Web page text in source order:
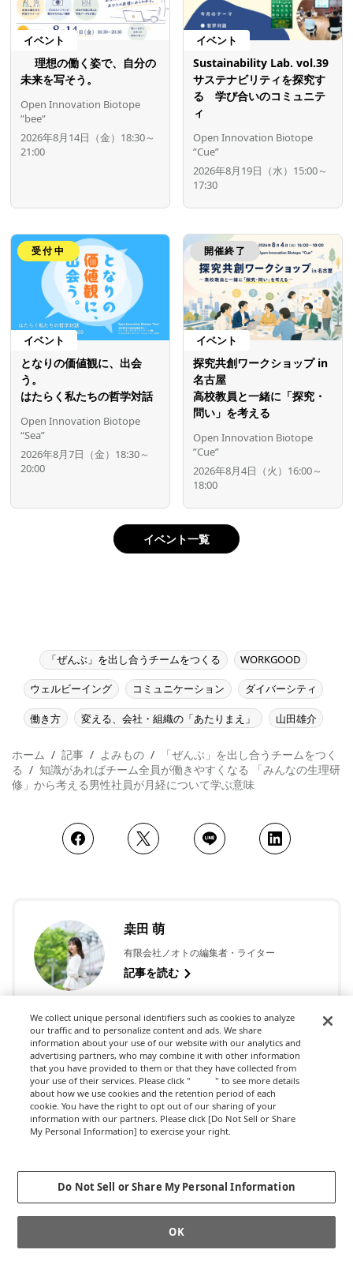
イベント
理想の働く姿で、自分の
未来を写そう。
Open Innovation Biotope
”bee”
2026年8月14日（金）18:30～
21:00
イベント
Sustainability Lab. vol.39
サステナビリティを探究す
る 学び合いのコミュニテ
ィ
Open Innovation Biotope
”Cue”
2026年8月19日（水）15:00～
17:30
受付中
イベント
となりの価値観に、出会
う。
はたらく私たちの哲学対話
Open Innovation Biotope
“Sea”
2026年8月7日（金）18:30～
20:00
開催終了
イベント
探究共創ワークショップ in
名古屋
高校教員と一緒に「探究・
問い」を考える
Open Innovation Biotope
”Cue”
2026年8月4日（火）16:00～
18:00
イベント一覧
「ぜんぶ」を出し合うチームをつくる WORKGOOD
ウェルビーイング コミュニケーション ダイバーシティ
働き方 変える、会社・組織の「あたりまえ」 山田雄介
ホーム 記事 よみもの
「ぜんぶ」を出し合うチームをつく
る
知識があればチーム全員が働きやすくなる 「みんなの生理研
修」から考える男性社員が月経について学ぶ意味
桒田 萌
有限会社ノオトの編集者・ライター
記事を読む
記事を探す
共創のキーワード
We collect unique personal identifiers such as cookies to analyze
our traffic and to personalize content and ads. We share
information about your use of our website with our analytics and
advertising partners, who may combine it with other information
that you have provided to them or that they have collected from
your use of their services. Please click "
here" to see more details
about how we use cookies and the retention period of each
cookie. You have the right to opt out of our sharing of your
information with our partners. Please click [Do Not Sell or Share
My Personal Information] to exercise your right.
Do Not Sell or Share My Personal Information
OK